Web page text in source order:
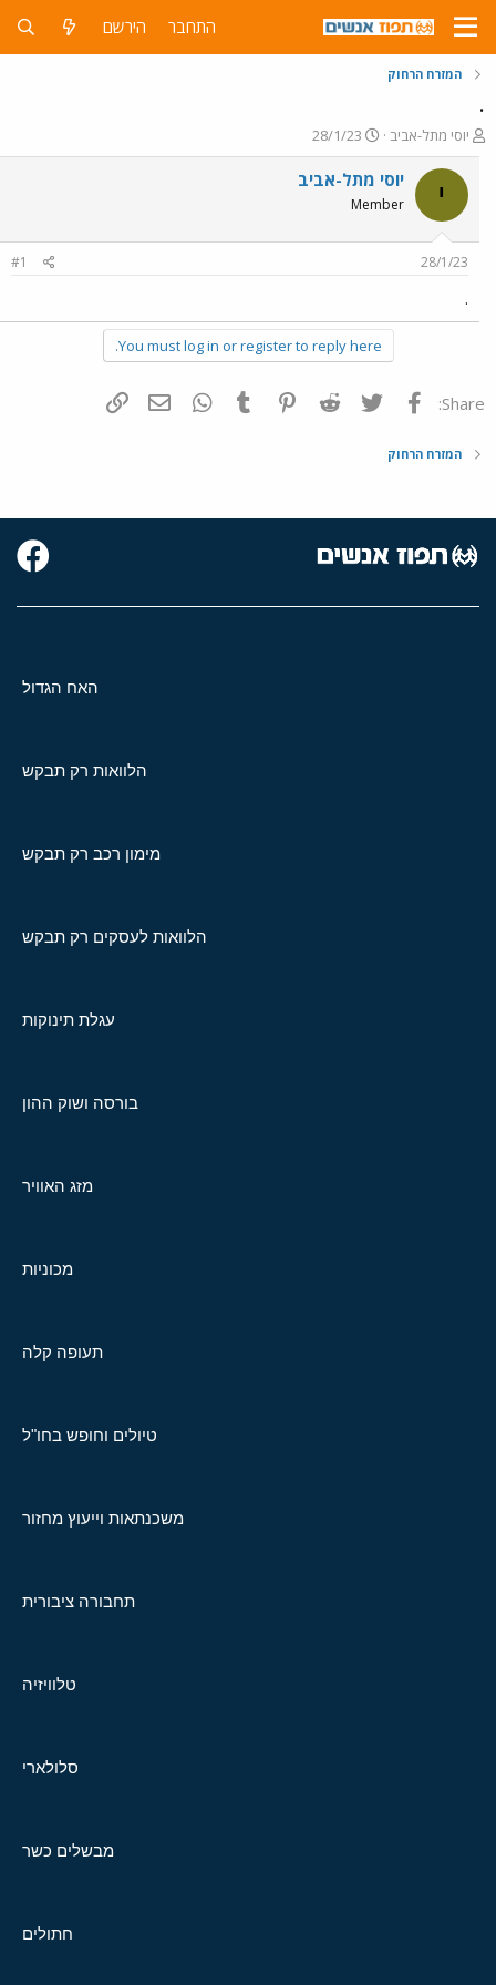
התחבר הירשם
המזרח הרחוק
.
פ
ו
ת
ח
ה
ש
יוסי מתל-אביב
פ
ו
ר
ם
ך
28/1/23
י יוסי מתל-אביב
Member
28/1/23
#1
.
You must log in or register to reply here.
Share: פייסבוק Twitter
Reddit
Pinterest
Tumblr
WhatsAppדואר אלקטרוני
המזרח הרחוק
האח הגדול
הלוואות רק תבקש
מימון רכב רק תבקש
הלוואות לעסקים רק תבקש
עגלת תינוקות
בורסה ושוק ההון
מזג האוויר
מכוניות
תעופה קלה
טיולים וחופש בחו"ל
משכנתאות וייעוץ מחזור
תחבורה ציבורית
טלוויזיה
סלולארי
מבשלים כשר
חתולים